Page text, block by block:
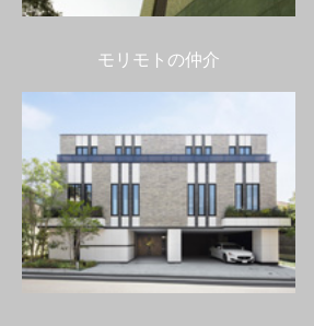
モリモトの仲介